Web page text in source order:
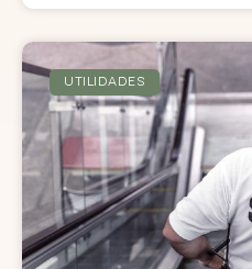
UTILIDADES